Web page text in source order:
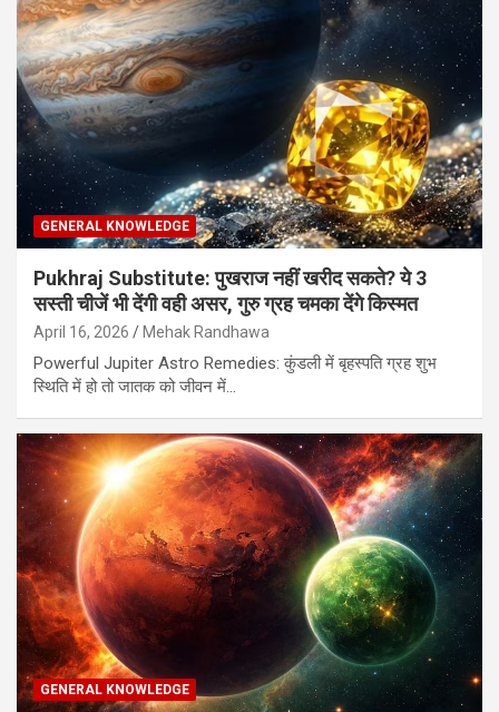
GENERAL KNOWLEDGE
Pukhraj Substitute: पुखराज नहीं खरीद सकते? ये 3
सस्ती चीजें भी देंगी वही असर, गुरु ग्रह चमका देंगे किस्मत
April 16, 2026 Mehak Randhawa
Powerful Jupiter Astro Remedies: कुंडली में बृहस्‍पति ग्रह शुभ
स्थिति में हो तो जातक को जीवन में…
GENERAL KNOWLEDGE